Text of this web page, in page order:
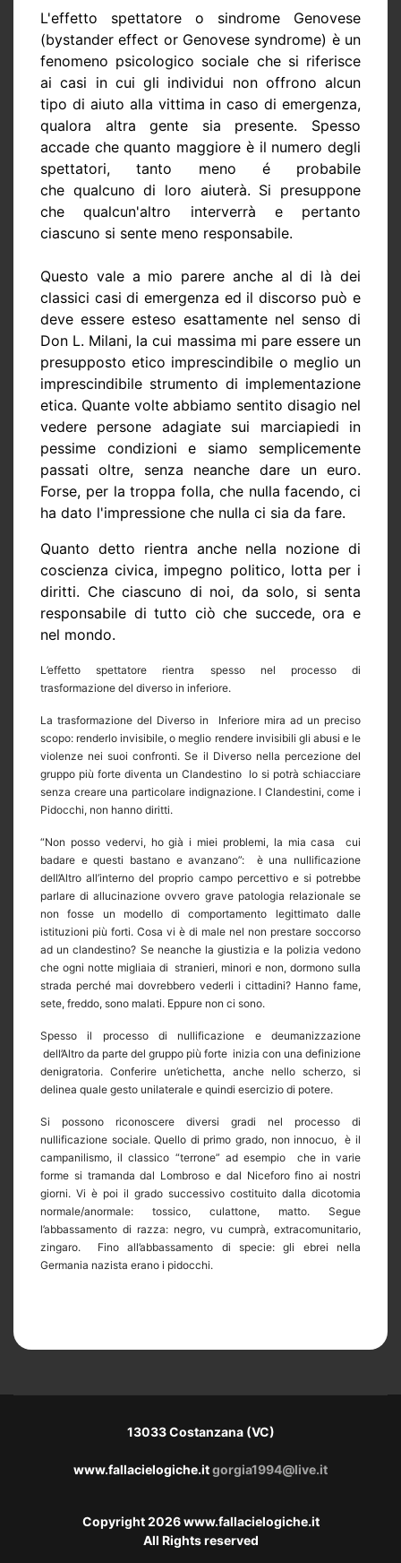
L'effetto spettatore o sindrome Genovese
(bystander effect or Genovese syndrome) è un
fenomeno psicologico sociale che si riferisce
ai casi in cui gli individui non offrono alcun
tipo di aiuto alla vittima in caso di emergenza,
qualora altra gente sia presente. Spesso
accade che quanto maggiore è il numero degli
spettatori, tanto meno é probabile
che qualcuno di loro aiuterà. Si presuppone
che qualcun'altro interverrà e pertanto
ciascuno si sente meno responsabile.
Questo vale a mio parere anche al di là dei
classici casi di emergenza ed il discorso può e
deve essere esteso esattamente nel senso di
Don L. Milani, la cui massima mi pare essere un
presupposto etico imprescindibile o meglio un
imprescindibile strumento di implementazione
etica. Quante volte abbiamo sentito disagio nel
vedere persone adagiate sui marciapiedi in
pessime condizioni e siamo semplicemente
passati oltre, senza neanche dare un euro.
Forse, per la troppa folla, che nulla facendo, ci
ha dato l'impressione che nulla ci sia da fare.
Quanto detto rientra anche nella nozione di
coscienza civica, impegno politico, lotta per i
diritti. Che ciascuno di noi, da solo, si senta
responsabile di tutto ciò che succede, ora e
nel mondo.
L’effetto spettatore rientra spesso nel processo di
trasformazione del diverso in inferiore.
La trasformazione del Diverso in
Inferiore mira ad un preciso
scopo: renderlo invisibile, o meglio rendere invisibili gli abusi e le
violenze nei suoi confronti. Se il Diverso nella percezione del
gruppo più forte diventa un Clandestino lo si potrà schiacciare
senza creare una particolare indignazione. I Clandestini, come i
Pidocchi, non hanno diritti.
“Non posso vedervi, ho già i miei problemi, la mia casa
cui
badare e questi bastano e avanzano”:
è una nullificazione
dell’Altro all’interno del proprio campo percettivo e si potrebbe
parlare di allucinazione ovvero grave patologia relazionale se
non fosse un modello di comportamento legittimato dalle
istituzioni più forti. Cosa vi è di male nel non prestare soccorso
ad un clandestino? Se neanche la giustizia e la polizia vedono
che ogni notte migliaia di stranieri, minori e non, dormono sulla
strada perché mai dovrebbero vederli i cittadini? Hanno fame,
sete, freddo, sono malati. Eppure non ci sono.
Spesso il processo di nullificazione e deumanizzazione
dell’Altro da parte del gruppo più forte inizia con una definizione
denigratoria. Conferire un’etichetta, anche nello scherzo, si
delinea quale gesto unilaterale e quindi esercizio di potere.
Si possono riconoscere diversi gradi nel processo di
nullificazione sociale. Quello di primo grado, non innocuo,
è il
campanilismo, il classico “terrone” ad esempio
che in varie
forme si tramanda dal Lombroso e dal Niceforo fino ai nostri
giorni. Vi è poi il grado successivo costituito dalla dicotomia
normale/anormale: tossico, culattone, matto. Segue
l’abbassamento di razza: negro, vu cumprà, extracomunitario,
zingaro.
Fino all’abbassamento di specie: gli ebrei nella
Germania nazista erano i pidocchi.
13033 Costanzana (VC)
www.fallacielogiche.itgorgia1994@live.it
Copyright 2026 www.fallacielogiche.it
All Rights reserved